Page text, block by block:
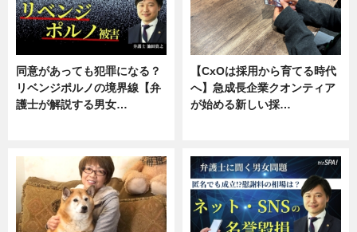
同意があっても犯罪になる？
リベンジポルノの境界線【弁
護士が解説する男女…
【CxOは採用から育てる時代
へ】急成長企業クオンティア
が始める新しい採…